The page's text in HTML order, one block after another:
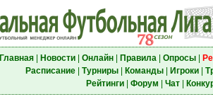
Главная| Новости| Онлайн| Правила| Опросы|
Расписание| Турниры| Команды| Игроки|
Рейтинги| Форум Чат|